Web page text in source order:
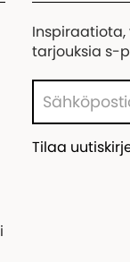
Inspiraatiota,
tarjouksia s-
Tilaa